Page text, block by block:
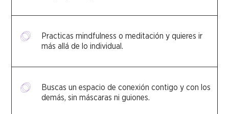
Practicas mindfulness o meditación y quieres ir
más allá de lo individual.
Buscas un espacio de conexión contigo y con los
demás, sin máscaras ni guiones.